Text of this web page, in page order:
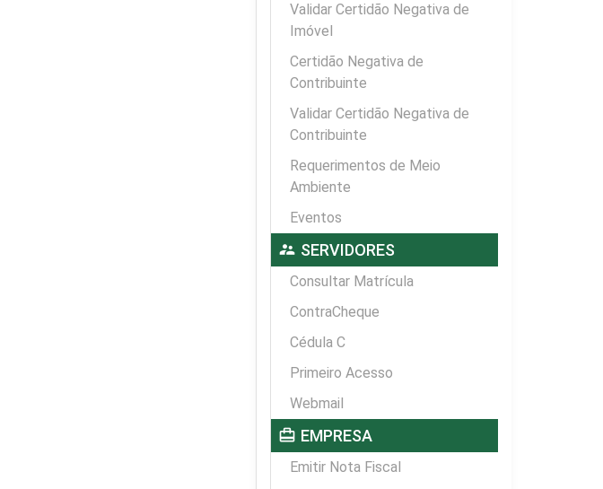
Validar Certidão Negativa de
Imóvel
Certidão Negativa de
Contribuinte
Validar Certidão Negativa de
Contribuinte
Requerimentos de Meio
Ambiente
Eventos
supervisor_account SERVIDORES
Consultar Matrícula
ContraCheque
Cédula C
Primeiro Acesso
Webmail
card_travel EMPRESA
Emitir Nota Fiscal